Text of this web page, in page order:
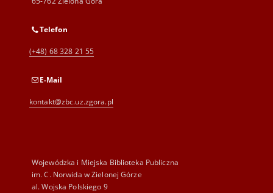
Telefon
(+48) 68 328 21 55
E-Mail
kontakt@zbc.uz.zgora.pl
Wojewódzka i Miejska Biblioteka Publiczna
im. C. Norwida w Zielonej Górze
al. Wojska Polskiego 9